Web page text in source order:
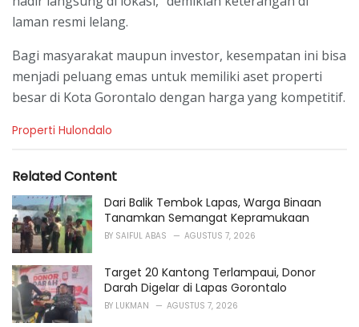
laman resmi lelang.
Bagi masyarakat maupun investor, kesempatan ini bisa
menjadi peluang emas untuk memiliki aset properti
besar di Kota Gorontalo dengan harga yang kompetitif.
C
e
o
r
i
e
:
Properti Hulondalo
Related Content
Dari Balik Tembok Lapas, Warga Binaan
Tanamkan Semangat Kepramukaan
BY SAIFUL ABAS AGUSTUS 7, 2026
Target 20 Kantong Terlampaui, Donor
Darah Digelar di Lapas Gorontalo
BY LUKMAN AGUSTUS 7, 2026